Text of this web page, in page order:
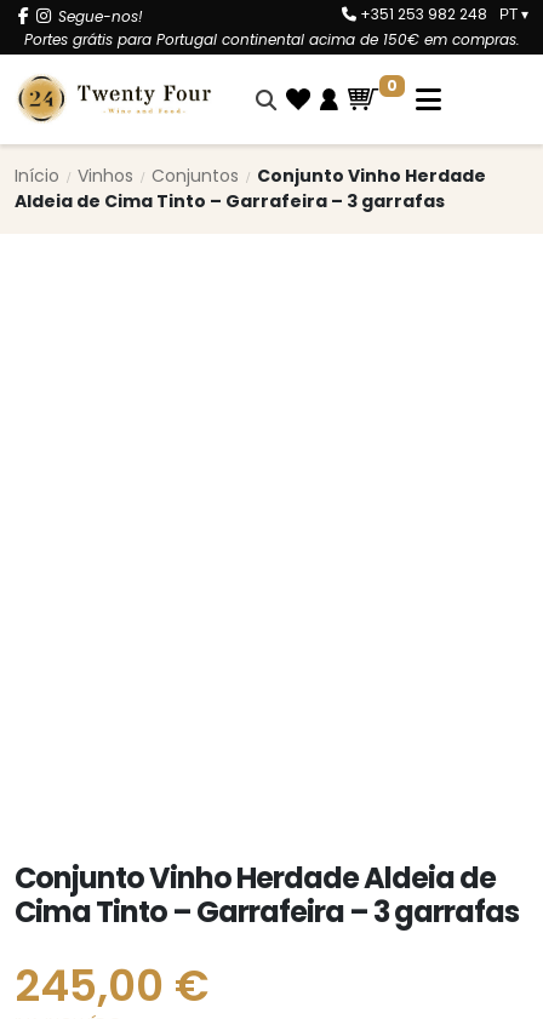
Segue-nos!
Portes grátis para Portugal continental acima de 150€ em compras.
+351 253 982 248 PT ▾
0
Início Vinhos Conjuntos
Conjunto Vinho Herdade
Aldeia de Cima Tinto – Garrafeira – 3 garrafas
Conjunto Vinho Herdade Aldeia de
Cima Tinto – Garrafeira – 3 garrafas
245,00 €